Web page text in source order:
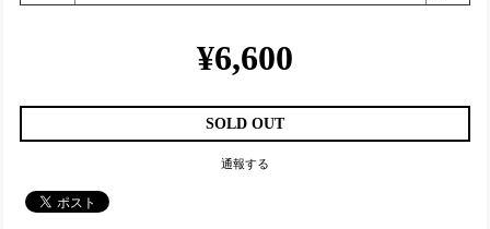
¥6,600
SOLD OUT
通報する